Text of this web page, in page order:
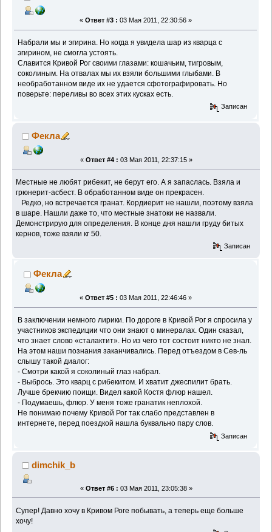
« Ответ #3 : 03 Мая 2011, 22:30:56 »
Набрали мы и эгирина. Но когда я увидела шар из кварца с
эгирином, не смогла устоять.
Славится Кривой Рог своими глазами: кошачьим, тигровым,
соколиным. На отвалах мы их взяли большими глыбами. В
необработанном виде их не удается сфотографировать. Но
поверьте: переливы во всех этих кусках есть.
Записан
Фекла
« Ответ #4 : 03 Мая 2011, 22:37:15 »
Местные не любят рибекит, не берут его. А я запаслась. Взяла и
грюнерит-асбест. В обработанном виде он прекрасен.
Редко, но встречается гранат. Кордиерит не нашли, поэтому взяла
в шаре. Нашли даже то, что местные знатоки не назвали.
Демонстрирую для определения. В конце дня нашли груду битых
кернов, тоже взяли кг 50.
Записан
Фекла
« Ответ #5 : 03 Мая 2011, 22:46:46 »
В заключении немного лирики. По дороге в Кривой Рог я спросила у
участников экспедиции что они знают о минералах. Один сказал,
что знает слово «сталактит». Но из чего тот состоит никто не знал.
На этом наши познания заканчивались. Перед отъездом в Сев-ль
слышу такой диалог:
- Смотри какой я соколиный глаз набрал.
- Выбрось. Это кварц с рибекитом. И хватит джеспилит брать.
Лучше брекчию поищи. Видел какой Костя флюр нашел.
- Подумаешь, флюр. У меня тоже гранатик неплохой.
Не понимаю почему Кривой Рог так слабо представлен в
интернете, перед поездкой нашла буквально пару слов.
Записан
dimchik_b
« Ответ #6 : 03 Мая 2011, 23:05:38 »
Супер! Давно хочу в Кривом Роге побывать, а теперь еще больше
хочу!